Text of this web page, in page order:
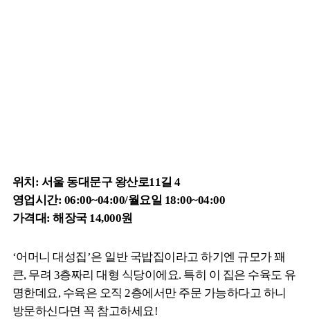
위치: 서울 동대문구 왕산로11길 4
영업시간: 06:00~04:00/월요일 18:00~04:00
가격대: 해장국 14,000원
‘어머니 대성집’은 일반 국밥집이라고 하기엔 규모가 꽤
큰, 무려 3층짜리 대형 식당이에요. 특히 이 집은 수육도 유
명한데요, 수육은 오직 2층에서만 주문 가능하다고 하니
방문하신다면 꼭 참고하세요!